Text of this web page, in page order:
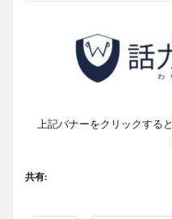
上記バナーをクリックすると
共有: